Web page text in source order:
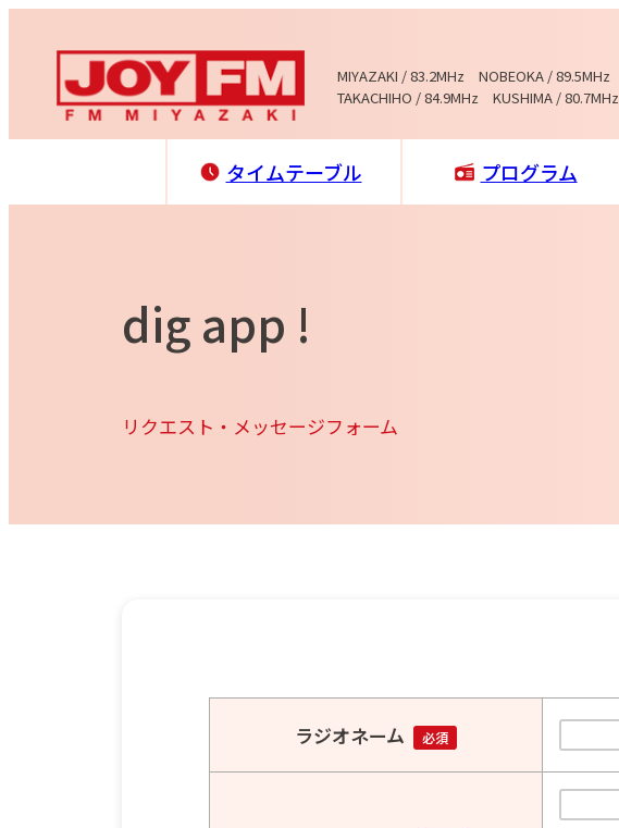
MIYAZAKI / 83.2MHz NOBEOKA / 89.5MHz
TAKACHIHO / 84.9MHz KUSHIMA / 80.7MHz
タイムテーブル プログラム
dig app !
リクエスト・メッセージフォーム
ラジオネーム 必須